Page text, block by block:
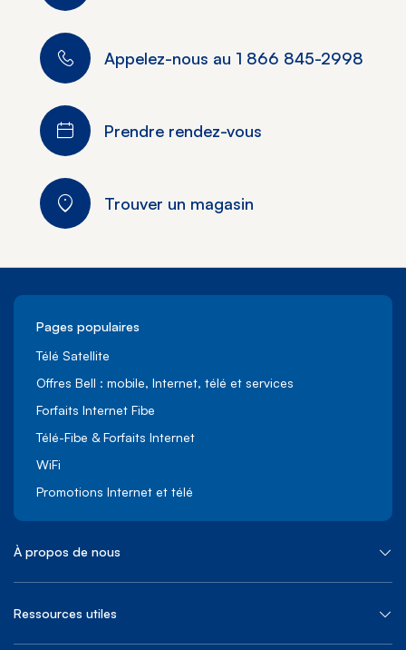
Appelez-nous au 1 866 845-2998
Prendre rendez-vous
Trouver un magasin
Pages populaires
Télé Satellite
Offres Bell : mobile, Internet, télé et services
Forfaits Internet Fibe
Télé-Fibe & Forfaits Internet
WiFi
Promotions Internet et télé
À propos de nous
Ressources utiles